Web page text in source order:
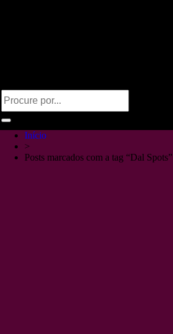
Início
>
Posts marcados com a tag “Dal Spots”